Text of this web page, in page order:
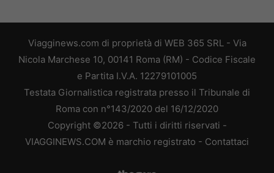
Viagginews.com di proprietà di WEB 365 SRL - Via
Nicola Marchese 10, 00141 Roma (RM) - Codice Fiscale
e Partita I.V.A. 12279101005
Testata Giornalistica registrata presso il Tribunale di
Roma con n°143/2020 del 16/12/2020
Copyright ©2026 - Tutti i diritti riservati -
VIAGGINEWS.COM è marchio registrato - Contattaci